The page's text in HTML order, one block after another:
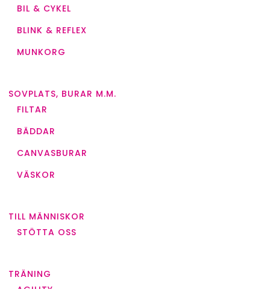
BIL & CYKEL
BLINK & REFLEX
MUNKORG
SOVPLATS, BURAR M.M.
FILTAR
BÄDDAR
CANVASBURAR
VÄSKOR
TILL MÄNNISKOR
STÖTTA OSS
TRÄNING